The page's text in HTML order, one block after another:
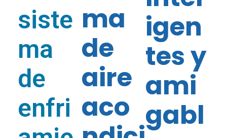
siste
ma
de
enfri
ma
de
aire
aco
igen
tes y
ami
gabl